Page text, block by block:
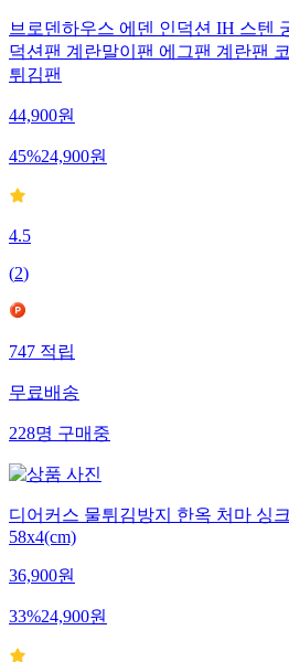
브로덴하우스 에덴 인덕션 IH 스텐
덕션팬 계란말이팬 에그팬 계란팬
튀김팬
44,900원
45%24,900원
4.5
(2)
747 적립
무료배송
228명 구매중
디어커스 물튀김방지 한옥 처마 싱
58x4(cm)
36,900원
33%24,900원